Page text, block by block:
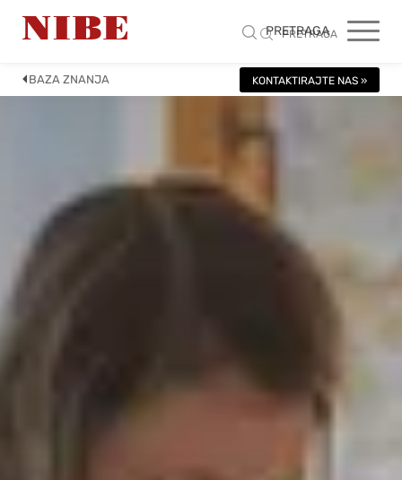
PRETRAGA
PRETRAGA
BAZA ZNANJA KONTAKTIRAJTE NAS »